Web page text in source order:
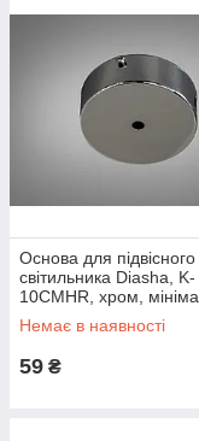
Основа для підвісного
світильника Diasha, K-
10CMHR, хром, мініма
Немає в наявності
59 ₴